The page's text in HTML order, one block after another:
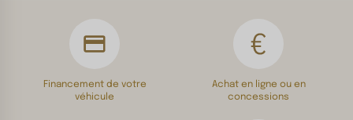
Financement de votre
véhicule
Achat en ligne ou en
concessions